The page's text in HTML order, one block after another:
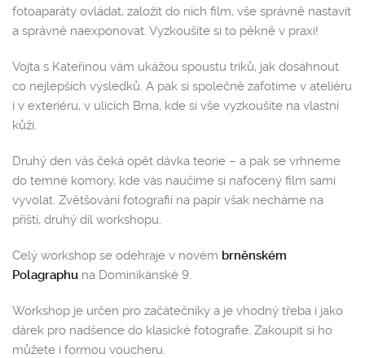
fotoaparáty ovládat, založit do nich film, vše správně nastavit
a správně naexponovat. Vyzkoušíte si to pěkně v praxi!
Vojta s Kateřinou vám ukážou spoustu triků, jak dosáhnout
co nejlepších výsledků. A pak si společně zafotíme v ateliéru
i v exteriéru, v ulicích Brna, kde si vše vyzkoušíte na vlastní
kůži.
Druhý den vás čeká opět dávka teorie – a pak se vrhneme
do temné komory, kde vás naučíme si nafocený film sami
vyvolat. Zvětšování fotografií na papír však necháme na
příští, druhý díl workshopu.
Celý workshop se odehraje v novém brněnském
Polagraphu na Dominikánské 9.
Workshop je určen pro začátečníky a je vhodný třeba i jako
dárek pro nadšence do klasické fotografie. Zakoupit si ho
můžete i formou voucheru.